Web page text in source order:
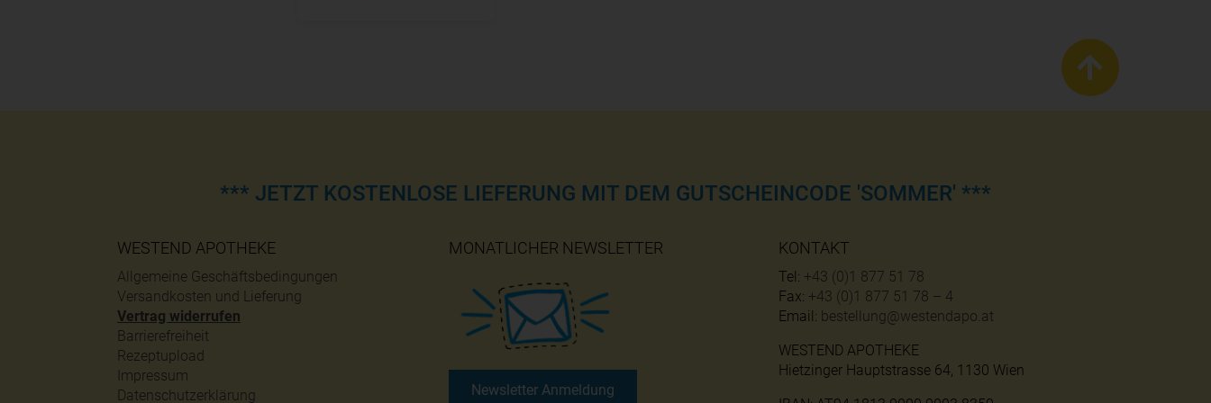
*** JETZT KOSTENLOSE LIEFERUNG MIT DEM GUTSCHEINCODE 'SOMMER' ***
WESTEND APOTHEKE
Allgemeine Geschäftsbedingungen
Versandkosten und Lieferung
Vertrag widerrufen
Barrierefreiheit
Rezeptupload
Impressum
Datenschutzerklärung
MONATLICHER NEWSLETTER
Newsletter Anmeldung
KONTAKT
Tel: +43 (0)1 877 51 78
Fax: +43 (0)1 877 51 78 – 4
Email: bestellung@westendapo.at
WESTEND APOTHEKE
Hietzinger Hauptstrasse 64, 1130 Wien